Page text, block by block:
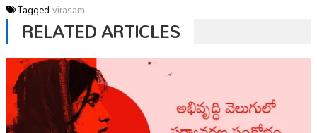
Taggedvirasam
RELATED ARTICLES